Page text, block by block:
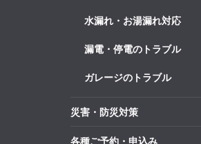
水漏れ・お湯漏れ対応
漏電・停電のトラブル
ガレージのトラブル
災害・防災対策
各種ご予約・申込み